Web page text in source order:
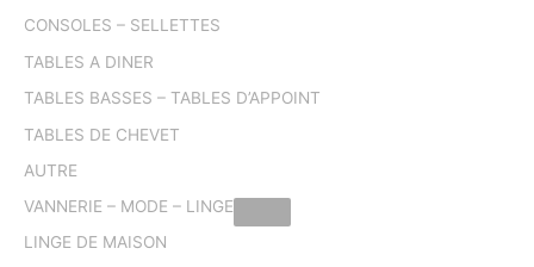
CONSOLES – SELLETTES
TABLES A DINER
TABLES BASSES – TABLES D’APPOINT
TABLES DE CHEVET
AUTRE
VANNERIE – MODE – LINGE
LINGE DE MAISON